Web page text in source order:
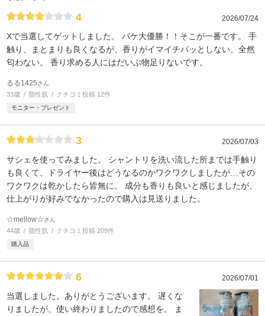
4 2026/07/24
Xで当選してゲットしました。 パケ大優勝！！そこが一番です。 手
触り、まとまりも良くなるが、香りがイマイチパッとしない。全然
匂わない。 香り求める人にはだいぶ物足りないです。
るる1425さん
33歳 脂性肌 クチコミ投稿 12件
モニター・プレゼント
3 2026/07/03
サシェを使ってみました。 シャントリを洗い流した所までは手触り
も良くて、ドライヤー後はどうなるのかワクワクしましたが…その
ワクワクは乾かしたら皆無に。 成分も香りも良いと感じましたが、
仕上がりが好みでなかったので購入は見送りました。
☆mellow☆さん
44歳 脂性肌 クチコミ投稿 209件
購入品
6 2026/07/01
当選しました。ありがとうございます。 遅くな
りましたが、使い終わりましたので感想を。 ま